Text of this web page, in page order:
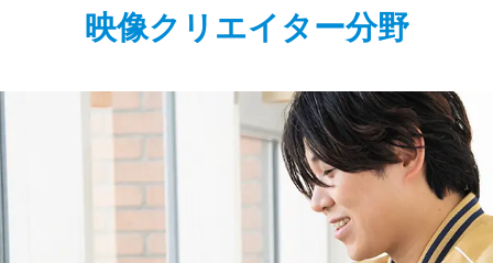
映像クリエイター分野